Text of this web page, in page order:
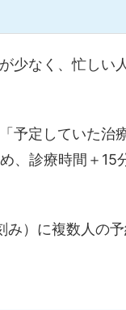
少なく、忙しい
予定していた治
、診療時間＋15
）に複数人の